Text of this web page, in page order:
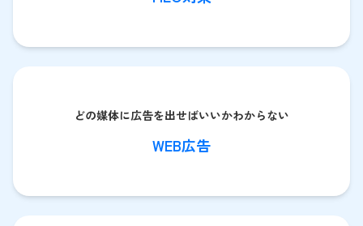
どの媒体に広告を出せばいいかわからない
WEB広告